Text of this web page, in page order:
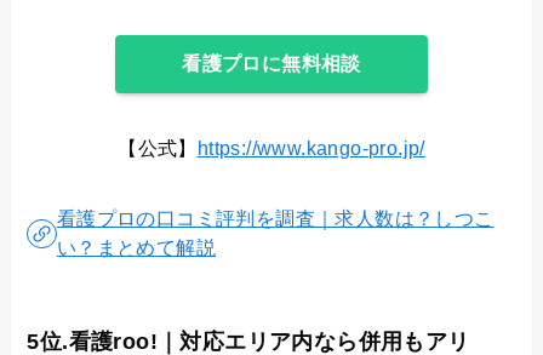
看護プロに無料相談
【公式】 https://www.kango-pro.jp/
看護プロの口コミ評判を調査｜求人数は？しつこ
い？まとめて解説
5位.看護roo!｜対応エリア内なら併用もアリ